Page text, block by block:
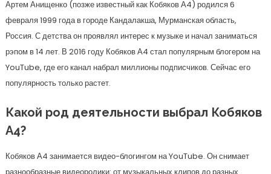
Артем Анищенко (позже известный как Кобяков А4) родился 6
февраля 1999 года в городе Кандалакша, Мурманская область,
Россия. С детства он проявлял интерес к музыке и начал заниматься
рэпом в 14 лет. В 2016 году Кобяков А4 стал популярным блогером на
YouTube, где его канал набрал миллионы подписчиков. Сейчас его
популярность только растет.
Какой род деятельности выбрал Кобяков
А4?
Кобяков А4 занимается видео-блогингом на YouTube. Он снимает